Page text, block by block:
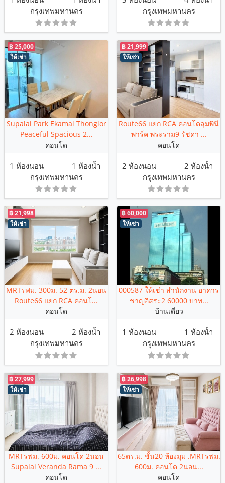
กรุงเทพมหานคร
กรุงเทพมหานคร
ให้เช่า
฿ 25,000
Supalai Park Ekamai Thonglor
Peaceful Spacious 2...
คอนโด
1 ห้องนอน
1 ห้องน้ำ
กรุงเทพมหานคร
ให้เช่า
฿ 21,999
Route66 แยก RCA คอนโดลุมพินี
พาร์ค พระราม9 รัชดา ...
คอนโด
2 ห้องนอน
2 ห้องน้ำ
กรุงเทพมหานคร
ให้เช่า
฿ 21,998
MRTรฟม. 300ม. 52 ตร.ม. 2นอน
Route66 แยก RCA คอนโ...
คอนโด
2 ห้องนอน
2 ห้องน้ำ
กรุงเทพมหานคร
ให้เช่า
฿ 60,000
000587 ให้เช่า สำนักงาน อาคาร
ชาญอิสระ2 60000 บาท...
บ้านเดี่ยว
1 ห้องนอน
1 ห้องน้ำ
กรุงเทพมหานคร
ให้เช่า
฿ 27,999
MRTรฟม. 600ม. คอนโด 2นอน
Supalai Veranda Rama 9 ...
คอนโด
ให้เช่า
฿ 26,998
65ตร.ม. ชั้น20 ห้องมุม .MRTรฟม.
600ม. คอนโด 2นอน...
คอนโด